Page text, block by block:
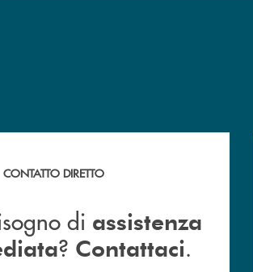
di assistenza immediata ? Contattaci .
CONTATTO DIRETTO
di assistenza
? Contattaci.